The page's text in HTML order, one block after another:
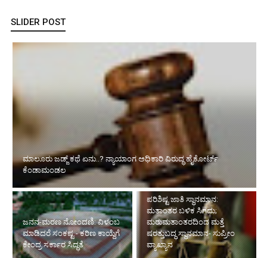
SLIDER POST
ಮಾಲೂರು ಜಡ್ಜ್‌ ಕಥೆ ಏನು..? ನ್ಯಾಯಾಂಗ ಅಧಿಕಾರಿ ವಿರುದ್ಧ ಹೈಕೋರ್ಟ್
ಕೆಂಡಾಮಂಡಲ
ಜನನ-ಮರಣ ನೋಂದಣಿ: ವಿಳಂಬ
ಮಾಡಿದರೆ ಸಂಕಷ್ಟ - ಕಠಿಣ ಕಾಯ್ದೆಗೆ
ಕೇಂದ್ರ ಸರ್ಕಾರ ಸಿದ್ಧತೆ
ಪರಿಶಿಷ್ಟ ಜಾತಿ ಸ್ಥಾನಮಾನ:
ಮತಾಂತರ ಬಳಿಕ ಸಿಗದು;
ಮರುಮತಾಂತರದಿಂದ ಮತ್ತೆ
ಷರತ್ತುಬದ್ಧ ಸ್ಥಾನಮಾನ- ಸುಪ್ರೀಂ
ವ್ಯಾಖ್ಯಾನ